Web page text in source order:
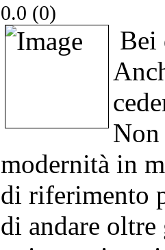
0.0 (0)
Bei
Non
modernità in
di riferimento
di andare